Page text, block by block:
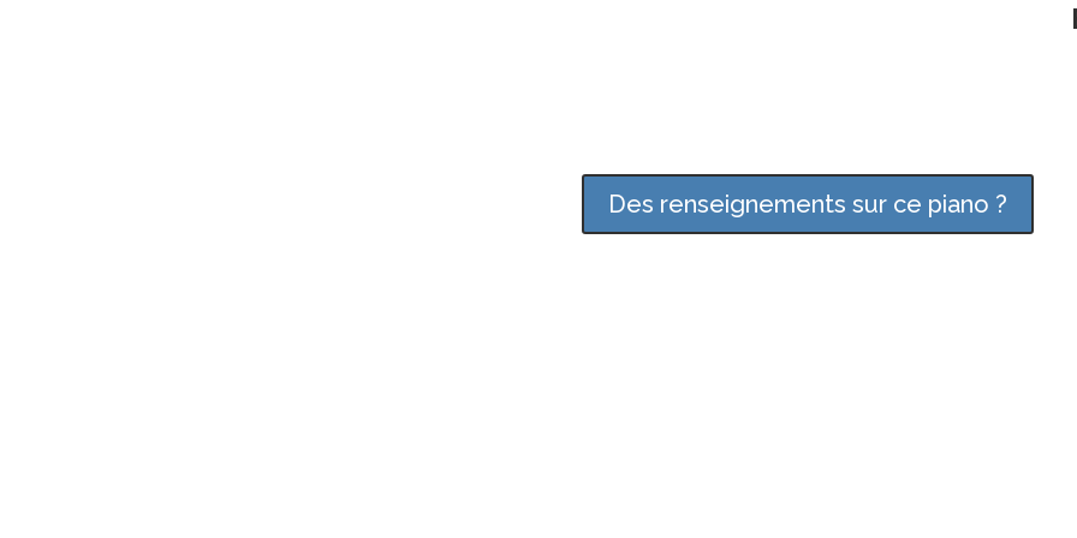
Des renseignements sur ce piano ?